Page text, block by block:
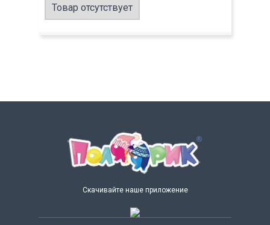
Товар отсутствует
Скачивайте наше приложение